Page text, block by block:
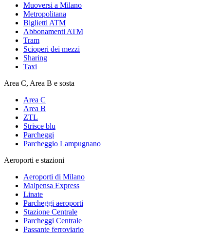
Muoversi a Milano
Metropolitana
Biglietti ATM
Abbonamenti ATM
Tram
Scioperi dei mezzi
Sharing
Taxi
Area C, Area B e sosta
Area C
Area B
ZTL
Strisce blu
Parcheggi
Parcheggio Lampugnano
Aeroporti e stazioni
Aeroporti di Milano
Malpensa Express
Linate
Parcheggi aeroporti
Stazione Centrale
Parcheggi Centrale
Passante ferroviario